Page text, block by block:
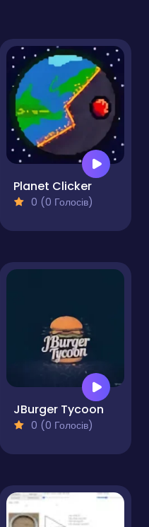
Planet Clicker
0 (0 Голосів)
JBurger Tycoon
0 (0 Голосів)